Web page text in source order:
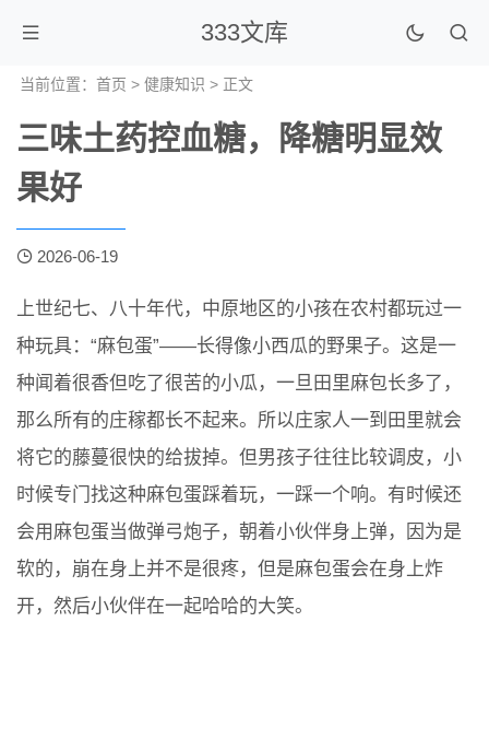
333文库
当前位置： 首页 > 健康知识 > 正文
三味土药控血糖，降糖明显效
果好
2026-06-19
上世纪七、八十年代，中原地区的小孩在农村都玩过一
种玩具：“麻包蛋”——长得像小西瓜的野果子。这是一
种闻着很香但吃了很苦的小瓜，一旦田里麻包长多了，
那么所有的庄稼都长不起来。所以庄家人一到田里就会
将它的藤蔓很快的给拔掉。但男孩子往往比较调皮，小
时候专门找这种麻包蛋踩着玩，一踩一个响。有时候还
会用麻包蛋当做弹弓炮子，朝着小伙伴身上弹，因为是
软的，崩在身上并不是很疼，但是麻包蛋会在身上炸
开，然后小伙伴在一起哈哈的大笑。